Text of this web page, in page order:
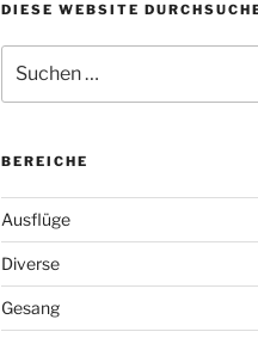
DIESE WEBSITE
nach:
BEREICHE
Ausflüge
Diverse
Gesang